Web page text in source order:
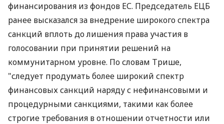
финансирования из фондов ЕС. Председатель ЕЦБ
ранее высказался за внедрение широкого спектра
санкций вплоть до лишения права участия в
голосовании при принятии решений на
коммунитарном уровне. По словам Трише,
"следует продумать более широкий спектр
финансовых санкций наряду с нефинансовыми и
процедурными санкциями, такими как более
строгие требования в отношении отчетности или